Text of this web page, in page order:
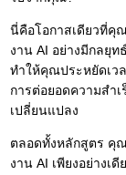
นี่คือโอกาสเดียวที่คุ
งาน AI อย่างมีกลยุท
ทำให้คุณประหยัดเว
การต่อยอดความสำ
เปลี่ยนแปลง
ตลอดทั้งหลักสูตร คุ
งาน AI เพียงอย่างเ